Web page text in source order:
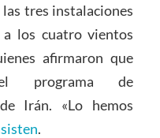
tres instalaciones
a los cuatro vientos
afirmaron que
programa de
Irán. «Lo hemos
.